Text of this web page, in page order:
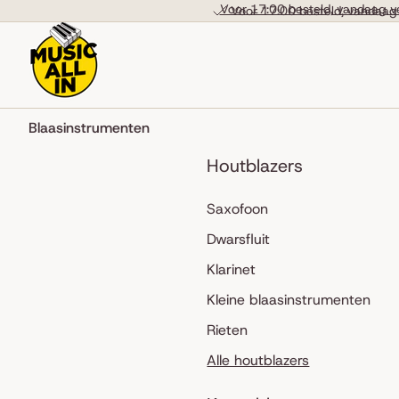
Voor 17:00 besteld,
Voor 17:00 besteld, vandaag
Blaasinstrumenten
Houtblazers
Saxofoon
Dwarsfluit
Klarinet
Kleine blaasinstrumenten
Rieten
Alle houtblazers